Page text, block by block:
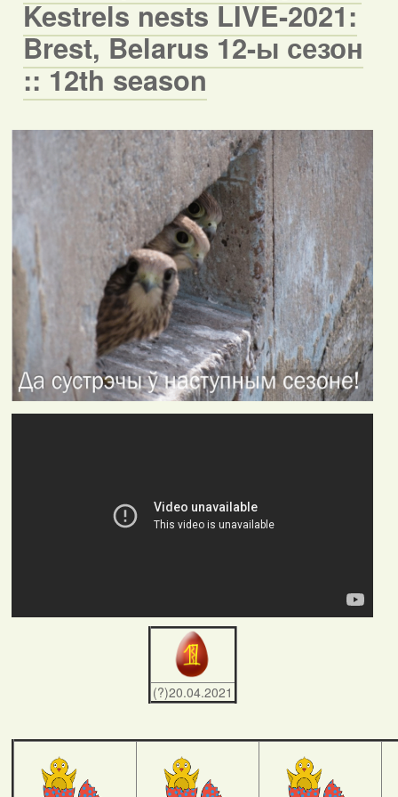
Kestrels nests LIVE-2021:
Brest, Belarus 12-ы сезон
:: 12th season
(?)20.04.2021